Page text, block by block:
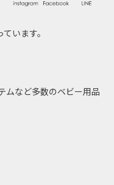
います。
ムなど多数のベビー用品